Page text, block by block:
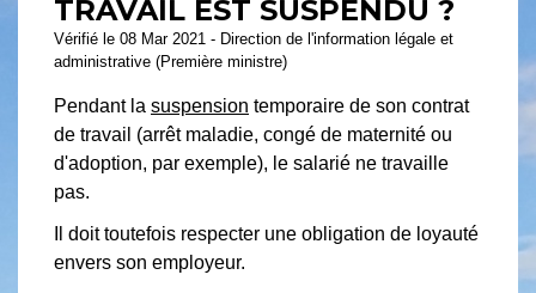
TRAVAIL EST SUSPENDU ?
Vérifié le 08 Mar 2021 - Direction de l'information légale et
administrative (Première ministre)
Pendant la suspension temporaire de son contrat
de travail (arrêt maladie, congé de maternité ou
d'adoption, par exemple), le salarié ne travaille
pas.
Il doit toutefois respecter une obligation de loyauté
envers son employeur.